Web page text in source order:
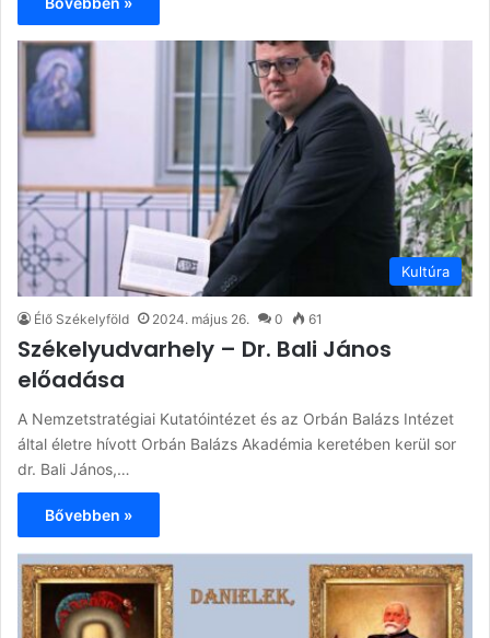
Kultúra
Élő Székelyföld 2024. május 26. 0 61
Székelyudvarhely – Dr. Bali János
előadása
A Nemzetstratégiai Kutatóintézet és az Orbán Balázs Intézet
által életre hívott Orbán Balázs Akadémia keretében kerül sor
dr. Bali János,…
Bővebben »